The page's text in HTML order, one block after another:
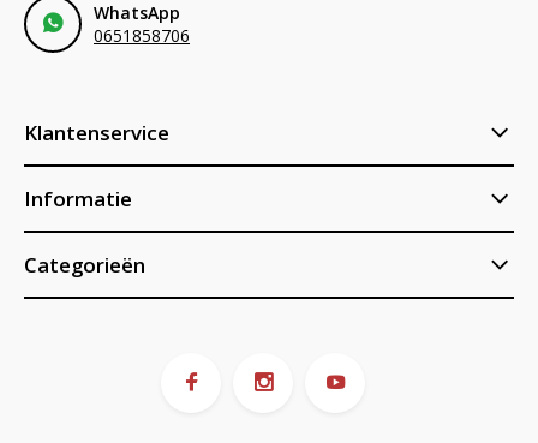
WhatsApp
0651858706
Klantenservice
Informatie
Categorieën